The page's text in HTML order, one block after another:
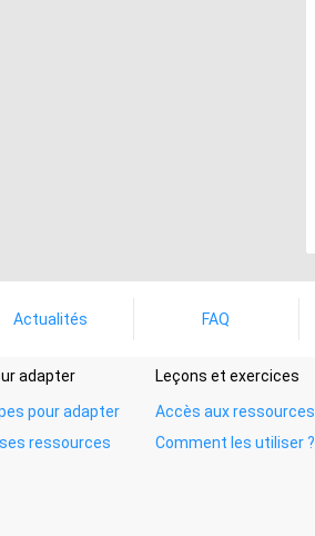
Actualités FAQ
adapter
pour adapter
ressources
Leçons et exercices
Accès aux ressources
Comment les utiliser ?